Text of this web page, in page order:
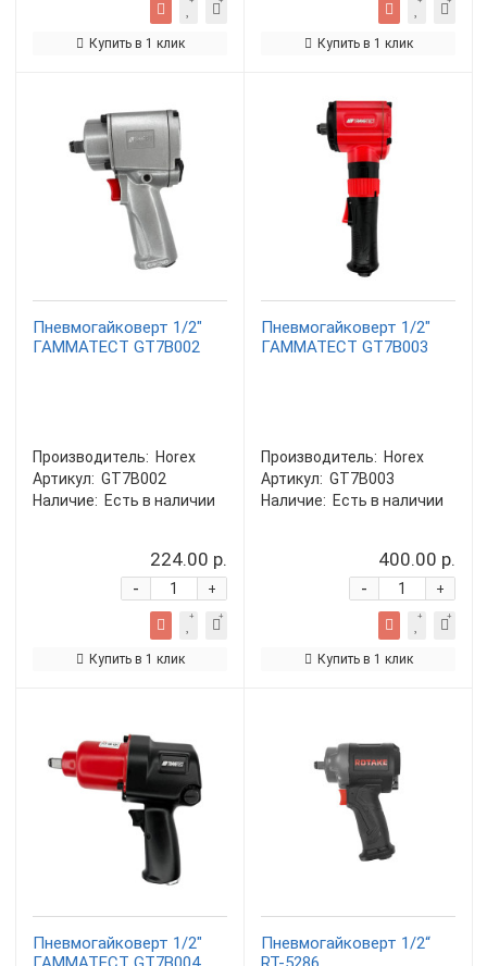
Купить в 1 клик Купить в 1 клик
Пневмогайковерт 1/2"
ГАММАТЕСТ GT7B002
Производитель: Horex
Артикул: GT7B002
Наличие: Есть в наличии
224.00 р.
+
-
Купить в 1 клик
Пневмогайковерт 1/2"
ГАММАТЕСТ GT7B003
Производитель: Horex
Артикул: GT7B003
Наличие: Есть в наличии
400.00 р.
+
-
Купить в 1 клик
Пневмогайковерт 1/2"
Пневмогайковерт 1/2“